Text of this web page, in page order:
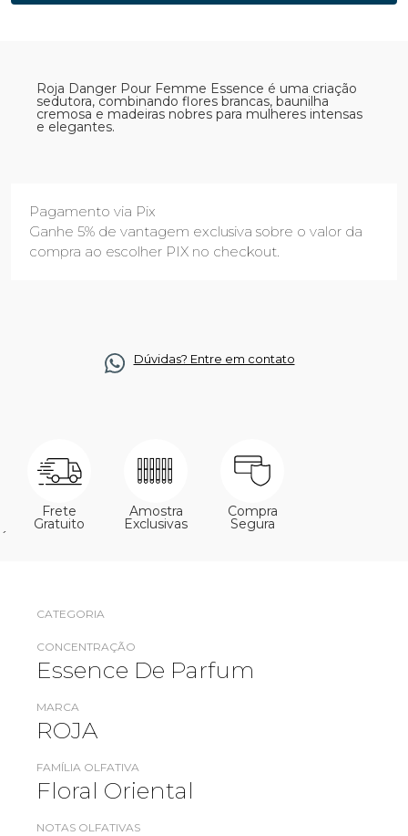
Roja Danger Pour Femme Essence é uma criação
sedutora, combinando flores brancas, baunilha
cremosa e madeiras nobres para mulheres intensas
e elegantes.
Pagamento via Pix
Ganhe 5% de vantagem exclusiva sobre o valor da
compra ao escolher PIX no checkout.
Dúvidas? Entre em contato
Frete
Gratuito
Amostra
Exclusivas
Compra
Segura
´
CATEGORIA
CONCENTRAÇÃO
Essence De Parfum
MARCA
ROJA
FAMÍLIA OLFATIVA
Floral Oriental
NOTAS OLFATIVAS